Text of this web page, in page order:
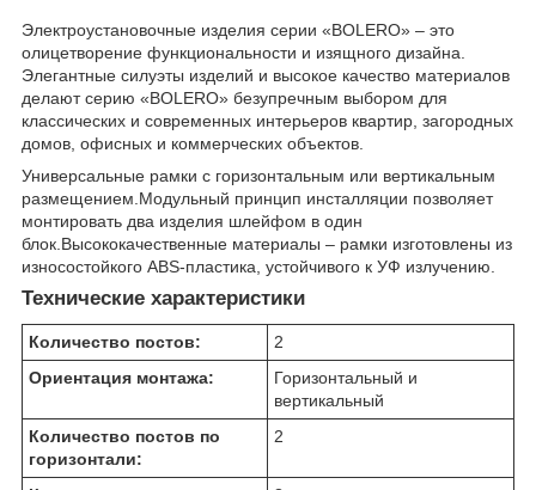
Электроустановочные изделия серии «BOLERO» – это
олицетворение функциональности и изящного дизайна.
Элегантные силуэты изделий и высокое качество материалов
делают серию «BOLERO» безупречным выбором для
классических и современных интерьеров квартир, загородных
домов, офисных и коммерческих объектов.
Универсальные рамки с горизонтальным или вертикальным
размещением.Модульный принцип инсталляции позволяет
монтировать два изделия шлейфом в один
блок.Высококачественные материалы – рамки изготовлены из
износостойкого АВS-пластика, устойчивого к УФ излучению.
Технические характеристики
Количество постов:
2
Ориентация монтажа:
Горизонтальный и
вертикальный
Количество постов по
горизонтали:
2